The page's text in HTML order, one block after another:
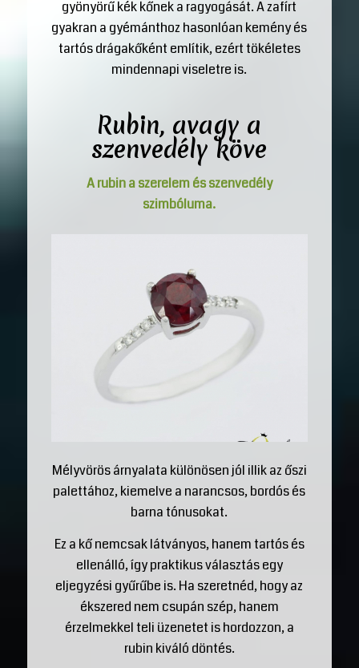
gyönyörű kék kőnek a ragyogását. A zafírt
gyakran a gyémánthoz hasonlóan kemény és
tartós drágakőként említik, ezért tökéletes
mindennapi viseletre is.
Rubin, avagy a
szenvedély köve
A rubin a szerelem és szenvedély
szimbóluma.
Mélyvörös árnyalata különösen jól illik az őszi
palettához, kiemelve a narancsos, bordós és
barna tónusokat.
Ez a kő nemcsak látványos, hanem tartós és
ellenálló, így praktikus választás egy
eljegyzési gyűrűbe is. Ha szeretnéd, hogy az
ékszered nem csupán szép, hanem
érzelmekkel teli üzenetet is hordozzon, a
rubin kiváló döntés.